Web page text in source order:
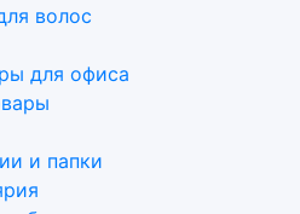
волос
для офиса
и папки